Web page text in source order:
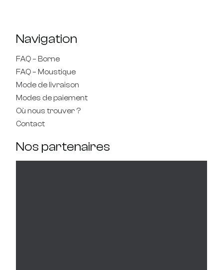
Navigation
FAQ – Borne
FAQ – Moustique
Mode de livraison
Modes de paiement
Où nous trouver ?
Contact
Nos partenaires